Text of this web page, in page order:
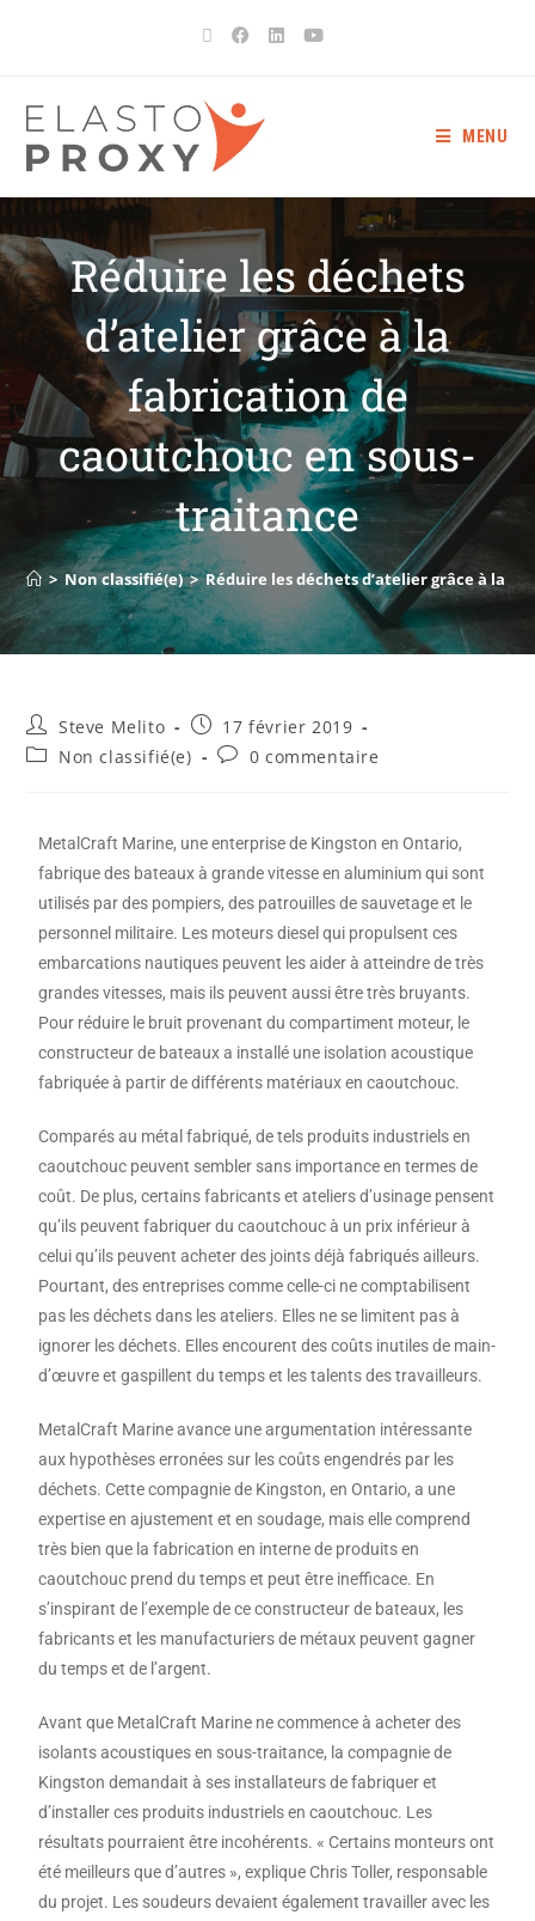
MENU
Réduire les déchets
d’atelier grâce à la
fabrication de
caoutchouc en sous-
traitance
> Non classifié(e) > Réduire les déchets d’atelier grâce à la
Steve Melito
17 février 2019
Non classifié(e)
0 commentaire
MetalCraft Marine, une enterprise de Kingston en Ontario,
fabrique des bateaux à grande vitesse en aluminium qui sont
utilisés par des pompiers, des patrouilles de sauvetage et le
personnel militaire. Les moteurs diesel qui propulsent ces
embarcations nautiques peuvent les aider à atteindre de très
grandes vitesses, mais ils peuvent aussi être très bruyants.
Pour réduire le bruit provenant du compartiment moteur, le
constructeur de bateaux a installé une isolation acoustique
fabriquée à partir de différents matériaux en caoutchouc.
Comparés au métal fabriqué, de tels produits industriels en
caoutchouc peuvent sembler sans importance en termes de
coût. De plus, certains fabricants et ateliers d’usinage pensent
qu’ils peuvent fabriquer du caoutchouc à un prix inférieur à
celui qu’ils peuvent acheter des joints déjà fabriqués ailleurs.
Pourtant, des entreprises comme celle-ci ne comptabilisent
pas les déchets dans les ateliers. Elles ne se limitent pas à
ignorer les déchets. Elles encourent des coûts inutiles de main-
d’œuvre et gaspillent du temps et les talents des travailleurs.
MetalCraft Marine avance une argumentation intéressante
aux hypothèses erronées sur les coûts engendrés par les
déchets. Cette compagnie de Kingston, en Ontario, a une
expertise en ajustement et en soudage, mais elle comprend
très bien que la fabrication en interne de produits en
caoutchouc prend du temps et peut être inefficace. En
s’inspirant de l’exemple de ce constructeur de bateaux, les
fabricants et les manufacturiers de métaux peuvent gagner
du temps et de l’argent.
Avant que MetalCraft Marine ne commence à acheter des
isolants acoustiques en sous-traitance, la compagnie de
Kingston demandait à ses installateurs de fabriquer et
d’installer ces produits industriels en caoutchouc. Les
résultats pourraient être incohérents. « Certains monteurs ont
été meilleurs que d’autres », explique Chris Toller, responsable
du projet. Les soudeurs devaient également travailler avec les